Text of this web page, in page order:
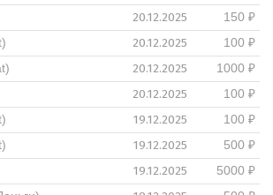
20.12.2025
150 ₽
20.12.2025
100 ₽
20.12.2025
1000 ₽
20.12.2025
100 ₽
19.12.2025
100 ₽
19.12.2025
500 ₽
19.12.2025
5000 ₽